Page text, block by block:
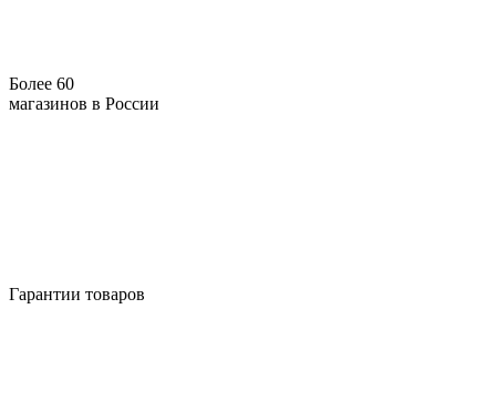
Более 60
магазинов в России
Гарантии товаров